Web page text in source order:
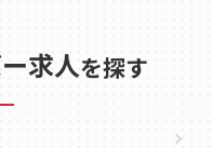
求人を探す